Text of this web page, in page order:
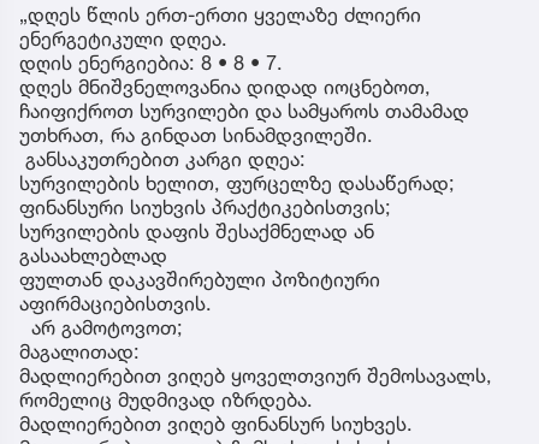
„დღეს წლის ერთ-ერთი ყველაზე ძლიერი
ენერგეტიკული დღეა.
დღის ენერგიებია: 8 • 8 • 7.
დღეს მნიშვნელოვანია დიდად იოცნებოთ,
ჩაიფიქროთ სურვილები და სამყაროს თამამად
უთხრათ, რა გინდათ სინამდვილეში.
განსაკუთრებით კარგი დღეა:
სურვილების ხელით, ფურცელზე დასაწერად;
ფინანსური სიუხვის პრაქტიკებისთვის;
სურვილების დაფის შესაქმნელად ან
გასაახლებლად
ფულთან დაკავშირებული პოზიტიური
აფირმაციებისთვის.
არ გამოტოვოთ;
მაგალითად:
მადლიერებით ვიღებ ყოველთვიურ შემოსავალს,
რომელიც მუდმივად იზრდება.
მადლიერებით ვიღებ ფინანსურ სიუხვეს.